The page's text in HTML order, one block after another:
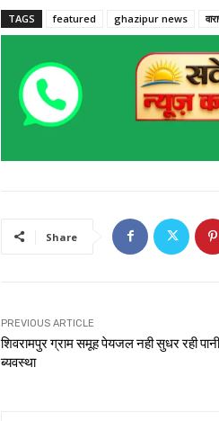
TAGS featured ghazipur news
Share
PREVIOUS ARTICLE
शिवरामपुर ग्राम समूह पेयजल नही सुधर रही
ब्यवस्था